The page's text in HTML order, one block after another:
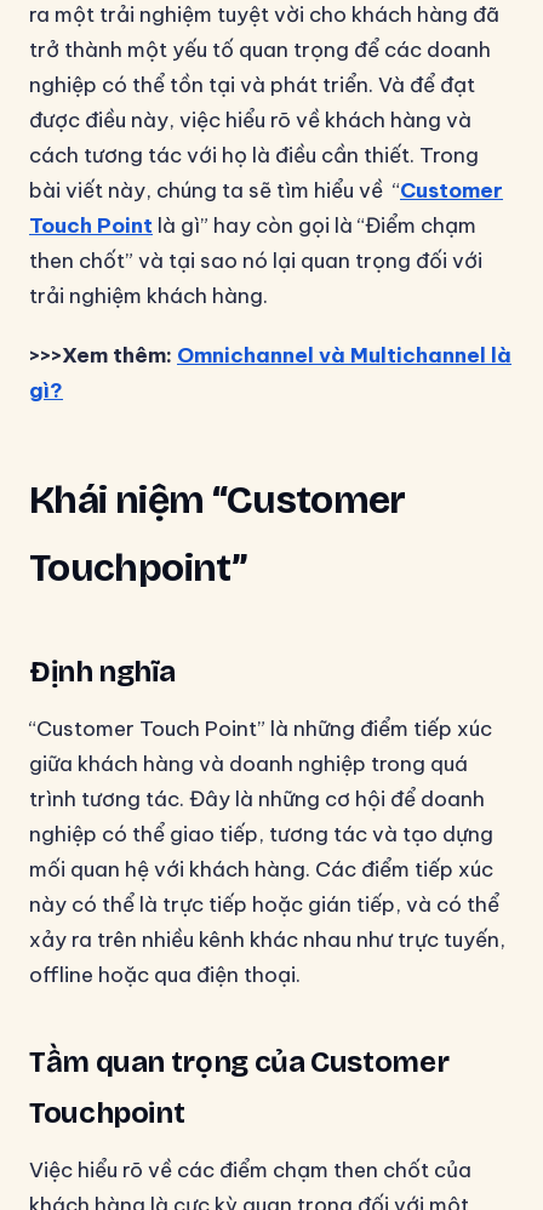
ra một trải nghiệm tuyệt vời cho khách hàng đã
trở thành một yếu tố quan trọng để các doanh
nghiệp có thể tồn tại và phát triển. Và để đạt
được điều này, việc hiểu rõ về khách hàng và
cách tương tác với họ là điều cần thiết. Trong
bài viết này, chúng ta sẽ tìm hiểu về “Customer
Touch Point là gì” hay còn gọi là “Điểm chạm
then chốt” và tại sao nó lại quan trọng đối với
trải nghiệm khách hàng.
>>>Xem thêm: Omnichannel và Multichannel là
gì?
Khái niệm “Customer
Touchpoint”
Định nghĩa
“Customer Touch Point” là những điểm tiếp xúc
giữa khách hàng và doanh nghiệp trong quá
trình tương tác. Đây là những cơ hội để doanh
nghiệp có thể giao tiếp, tương tác và tạo dựng
mối quan hệ với khách hàng. Các điểm tiếp xúc
này có thể là trực tiếp hoặc gián tiếp, và có thể
xảy ra trên nhiều kênh khác nhau như trực tuyến,
offline hoặc qua điện thoại.
Tầm quan trọng của Customer
Touchpoint
Việc hiểu rõ về các điểm chạm then chốt của